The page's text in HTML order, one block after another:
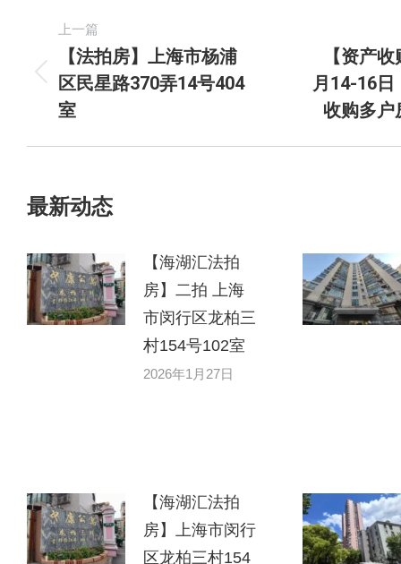
上一篇
【法拍房】上海市杨浦
区民星路370弄14号404
室
【资产
月14-16日
收购多户
最新动态
【海湖汇法拍
房】二拍 上海
市闵行区龙柏三
村154号102室
2026年1月27日
【海湖汇法拍
房】上海市闵行
区龙柏三村154